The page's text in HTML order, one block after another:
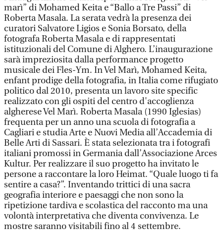
marì” di Mohamed Keita e “Ballo a Tre Passi” di
Roberta Masala. La serata vedrà la presenza dei
curatori Salvatore Ligios e Sonia Borsato, della
fotografa Roberta Masala e di rappresentati
istituzionali del Comune di Alghero. L’inaugurazione
sarà impreziosita dalla performance progetto
musicale dei Fles-Ym. In Vel Marì, Mohamed Keita,
enfant prodige della fotografia, in Italia come rifugiato
politico dal 2010, presenta un lavoro site specific
realizzato con gli ospiti del centro d'accoglienza
algherese Vel Marì. Roberta Masala (1990 Iglesias)
frequenta per un anno una scuola di fotografia a
Cagliari e studia Arte e Nuovi Media all’Accademia di
Belle Arti di Sassari. È stata selezionata tra i fotografi
italiani promossi in Germania dall’Associazione Arces
Kultur. Per realizzare il suo progetto ha invitato le
persone a raccontare la loro Heimat. “Quale luogo ti fa
sentire a casa?”. Inventando trittici di una sacra
geografia interiore e paesaggi che non sono la
ripetizione tardiva e scolastica del racconto ma una
volontà interpretativa che diventa convivenza. Le
mostre saranno visitabili fino al 4 settembre.